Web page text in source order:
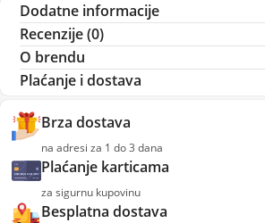
Dodatne informacije
Recenzije (0)
O brendu
Plaćanje i dostava
Brza dostava
na adresi za 1 do 3 dana
Plaćanje karticama
za sigurnu kupovinu
Besplatna dostava